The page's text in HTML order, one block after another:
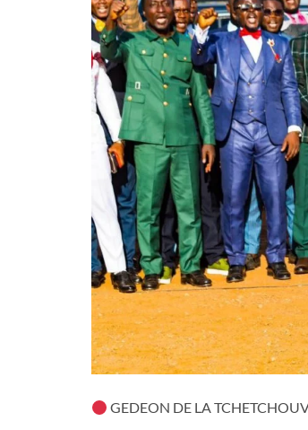
GEDEON DE LA